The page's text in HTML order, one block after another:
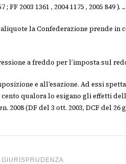
FF 2003 1361 , 2004 1175 , 2005 849 ). ...
la Confederazione prende in
a freddo per l’imposta sul
e all’esazione. Ad essi
qualora lo esigano gli effetti
2008 (DF del 3 ott. 2003, DCF del 26
GIURISPRUDENZA